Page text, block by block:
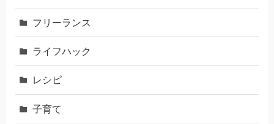
フリーランス
ライフハック
レシピ
子育て